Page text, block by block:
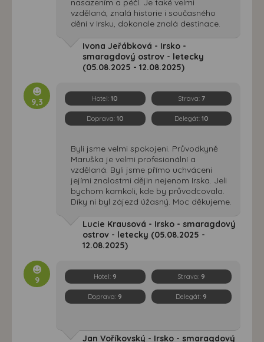
vzdělaná, znalá historie i současného
dění v Irsku, dokonale znalá destinace.
Ivona Jeřábková - Irsko -
smaragdový ostrov - letecky
(05.08.2025 - 12.08.2025)
9,3 Hotel:10 Strava: 7
Doprava: 10 Delegát: 10
Byli jsme velmi spokojeni. Průvodkyně
Maruška je velmi profesionální a
vzdělaná. Byli jsme přímo uchváceni
jejími znalostmi dějin nejenom Irska. Jeli
bychom kamkoli, kde by průvodcovala.
Díky ni byl zájezd úžasný. Moc děkujeme.
Lucie Krausová - Irsko - smaragdový
ostrov - letecky (05.08.2025 -
12.08.2025)
9 Hotel: 9 Strava: 9
Doprava: 9 Delegát: 9
Jan Voříkovský - Irsko - smaragdový